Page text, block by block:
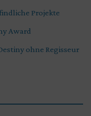
Projekte
Award
ohne Regisseur